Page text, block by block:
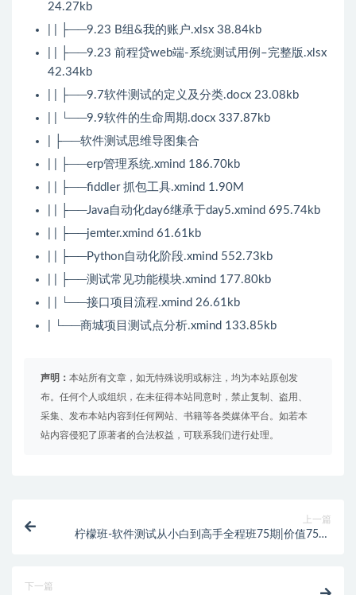
24.27kb
| | ├──9.23 B组&我的账户.xlsx 38.84kb
| | ├──9.23 前程贷web端-系统测试用例–完整版.xlsx
42.34kb
| | ├──9.7软件测试的定义及分类.docx 23.08kb
| | └──9.9软件的生命周期.docx 337.87kb
| ├──软件测试思维导图集合
| | ├──erp管理系统.xmind 186.70kb
| | ├──fiddler 抓包工具.xmind 1.90M
| | ├──Java自动化day6继承于day5.xmind 695.74kb
| | ├──jemter.xmind 61.61kb
| | ├──Python自动化阶段.xmind 552.73kb
| | ├──测试常见功能模块.xmind 177.80kb
| | └──接口项目流程.xmind 26.61kb
| └──商城项目测试点分析.xmind 133.85kb
声明： 本站所有文章，如无特殊说明或标注，均为本站原创发
布。任何个人或组织，在未征得本站同意时，禁止复制、盗用、
采集、发布本站内容到任何网站、书籍等各类媒体平台。如若本
站内容侵犯了原著者的合法权益，可联系我们进行处理。
上一篇
柠檬班-软件测试从小白到高手全程班75期|价值7580
下一篇